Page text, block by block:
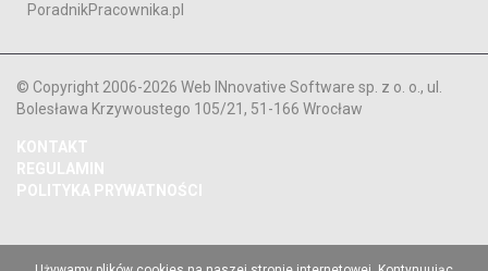
PoradnikPracownika.pl
© Copyright 2006-2026 Web INnovative Software sp. z o. o., ul.
Bolesława Krzywoustego 105/21, 51-166 Wrocław
KONTAKT
REGULAMIN
POLITYKA PRYWATNOŚCI